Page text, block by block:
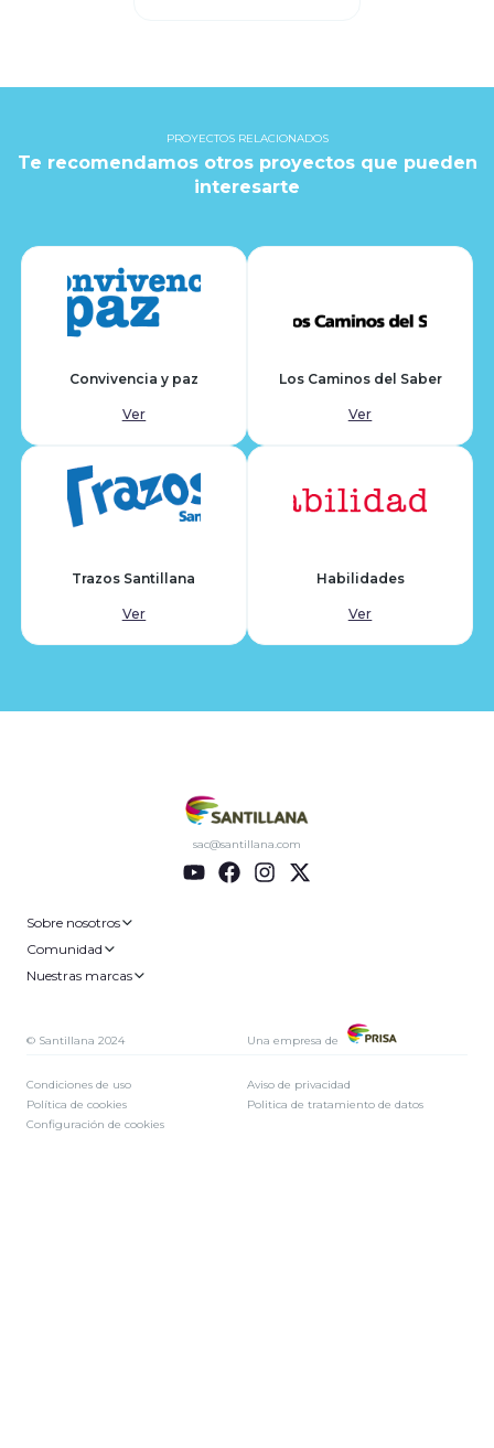
PROYECTOS RELACIONADOS
Te recomendamos otros proyectos que pueden
interesarte
Convivencia y paz
Ver
Los Caminos del Saber
Ver
Trazos Santillana
Ver
Habilidades
Ver
sac@santillana.com
Sobre nosotros
Comunidad
Nuestras marcas
© Santillana 2024 Una empresa de
Condiciones de uso
Política de cookies
Configuración de cookies
Aviso de privacidad
Politica de tratamiento de datos